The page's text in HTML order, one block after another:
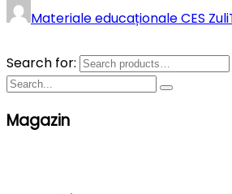
Materiale educaționale CES
Search for:
Magazin